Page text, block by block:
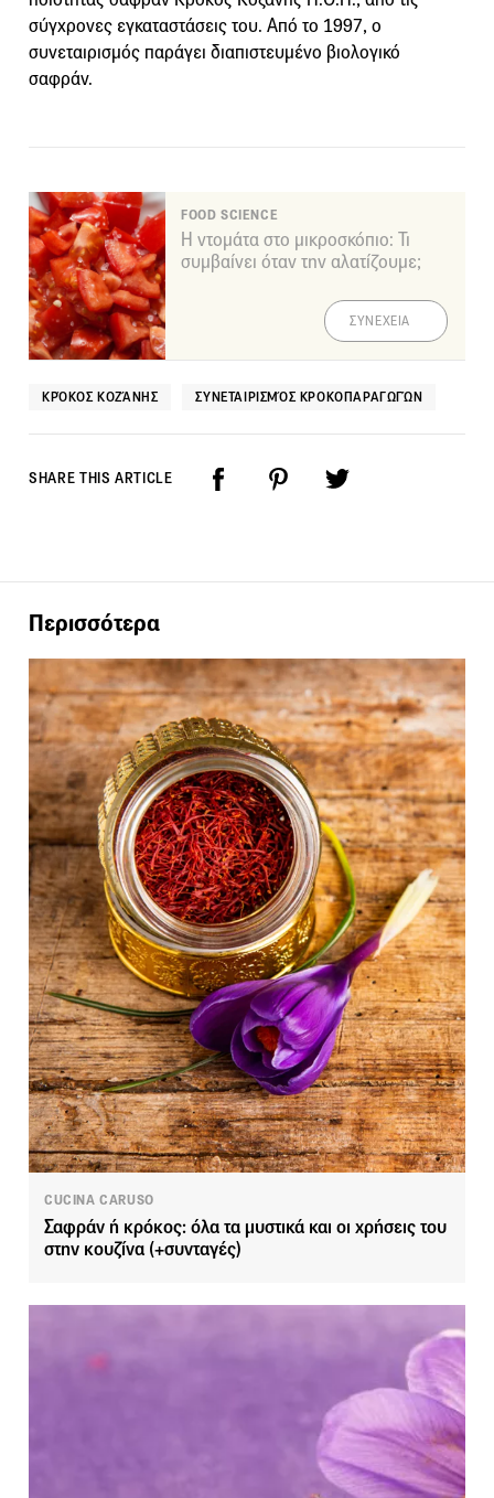
σύγχρονες εγκαταστάσεις του. Από το 1997, ο
συνεταιρισμός παράγει διαπιστευμένο βιολογικό
σαφράν.
FOOD SCIENCE
Η ντομάτα στο μικροσκόπιο: Τι
συμβαίνει όταν την αλατίζουμε;
ΣΥΝΕΧΕΙΑ
ΚΡΌΚΟΣ ΚΟΖΆΝΗΣ ΣΥΝΕΤΑΙΡΙΣΜΌΣ ΚΡΟΚΟΠΑΡΑΓΩΓΏΝ
SHARE THIS ARTICLE
Περισσότερα
CUCINA CARUSO
Σαφράν ή κρόκος: όλα τα μυστικά και οι χρήσεις του
στην κουζίνα (+συνταγές)